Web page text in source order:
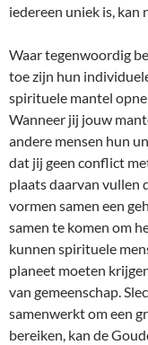
iedereen uniek is, kan
Waar tegenwoordig
toe zijn hun
spirituele mantel
Wanneer jij jouw
andere mensen hun
dat jij geen conflict
plaats daarvan vullen
vormen samen een
samen te komen om
kunnen spirituele
planeet moeten
van gemeenschap.
samenwerkt om een
bereiken, kan de